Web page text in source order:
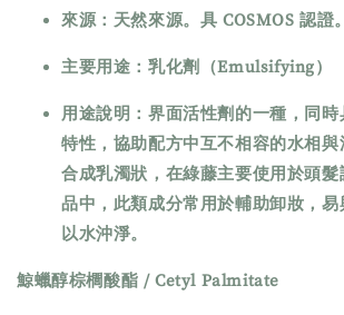
來源：天然來源。具 COSMOS 認證。
主要用途：乳化劑（Emulsifying）
用途說明：界面活性劑的一種，同
特性，協助配方中互不相容的水相
合成乳濁狀，在綠藤主要使用於頭
品中，此類成分常用於輔助卸妝，易
以水沖淨。
鯨蠟醇棕櫚酸酯 / Cetyl Palmitate